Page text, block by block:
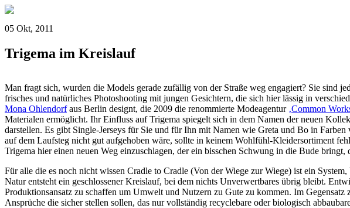
05 Okt, 2011
Trigema im Kreislauf
Man fragt sich, wurden die Models gerade zufällig von der Straße weg engagiert? Sie sind
frisches und natürliches Photoshooting mit jungen Gesichtern, die sich hier lässig in
Mona Ohlendorfaus Berlin designt, die 2009 die renommierte Modeagentur ‚Common
Materialen ermöglicht. Ihr Einfluss auf Trigema spiegelt sich in dem Namen der neuen
darstellen. Es gibt Single-Jerseys für Sie und für Ihn mit Namen wie Greta und Bo in
auf dem Laufsteg nicht gut aufgehoben wäre, sollte in keinem Wohlfühl-Kleidersortiment
Trigema hier einen neuen Weg einzuschlagen, der ein bisschen Schwung in die Bude
Für alle die es noch nicht wissen Cradle to Cradle (Von der Wiege zur Wiege) ist ein
Natur entsteht ein geschlossener Kreislauf, bei dem nichts Unverwertbares übrig bleibt.
Produktionsansatz zu schaffen um Umwelt und Nutzern zu Gute zu kommen. Im
Ansprüche die sicher stellen sollen, das nur vollständig recyclebare oder biologisch